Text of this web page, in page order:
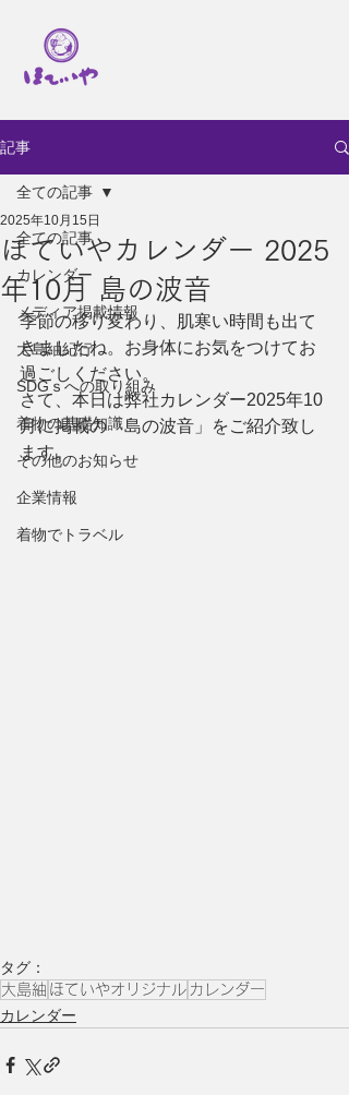
記事
全ての記事
カレンダー
メディア掲載情報
大島紬紀行
SDGｓへの取り組み
着物の基礎知識
その他のお知らせ
企業情報
着物でトラベル
全ての記事
ほていやカレンダー 2025
年10月 島の波音
2025年10月15日
季節の移り変わり、肌寒い時間も出て
きましたね。お身体にお気をつけてお
過ごしください。
さて、本日は弊社カレンダー2025年10
月に掲載の「島の波音」をご紹介致し
ます。
タグ：
大島紬 ほていやオリジナル カレンダー
カレンダー